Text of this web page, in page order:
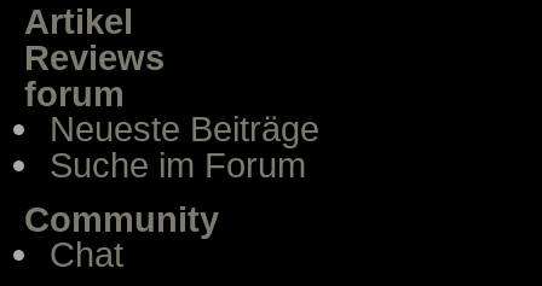
Artikel
Reviews
forum
Neueste Beiträge
Suche im Forum
Community
Chat